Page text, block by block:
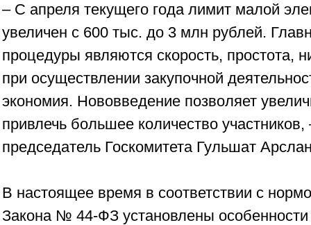
– С апреля текущего года лимит малой
увеличен с 600 тыс. до 3 млн рублей.
процедуры являются скорость, простота,
при осуществлении закупочной
экономия. Нововведение позволяет
привлечь большее количество участников,
председатель Госкомитета Гульшат
В настоящее время в соответствии с
Закона № 44-ФЗ установлены особенности